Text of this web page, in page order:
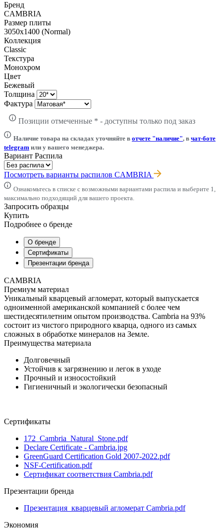
Бренд
CAMBRIA
Размер плиты
3050х1400 (Normal)
Коллекция
Classic
Текстура
Монохром
Цвет
Бежевый
Толщина
Фактура
Позиции отмеченные * - доступны только под заказ
Наличие товара на складах уточняйте в отчете "наличие", в чат-боте
telegram или у вашего менеджера.
Вариант Распила
Посмотреть варианты распилов CAMBRIA
Ознакомьтесь в списке с возможными вариантами распила и выберите 1,
максимально подходящий для вашего проекта.
Запросить образцы
Купить
Подробнее о бренде
О бренде
Сертификаты
Презентации бренда
CAMBRIA
Премиум материал
Уникальный кварцевый агломерат, который выпускается
одноименной американской компанией с более чем
шестидесятилетним опытом производства. Cambria на 93%
состоит из чистого природного кварца, одного из самых
сложных в обработке минералов на Земле.
Преимущества материала
Долговечный
Устойчив к загрязнению и легок в уходе
Прочный и износостойкий
Гигиеничный и экологически безопасный
Сертификаты
172_Cambria_Natural_Stone.pdf
Declare Certificate - Cambria.jpg
GreenGuard Certification Gold 2007-2022.pdf
NSF-Certification.pdf
Сертификат соответствия Cambria.pdf
Презентации бренда
Презентация_кварцевый агломерат Cambria.pdf
Экономия